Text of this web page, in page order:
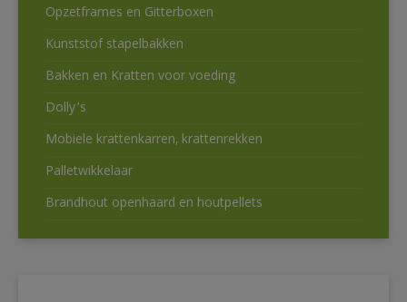
Opzetframes en Gitterboxen
Kunststof stapelbakken
Bakken en Kratten voor voeding
Dolly’s
Mobiele krattenkarren, krattenrekken
Palletwikkelaar
Brandhout openhaard en houtpellets